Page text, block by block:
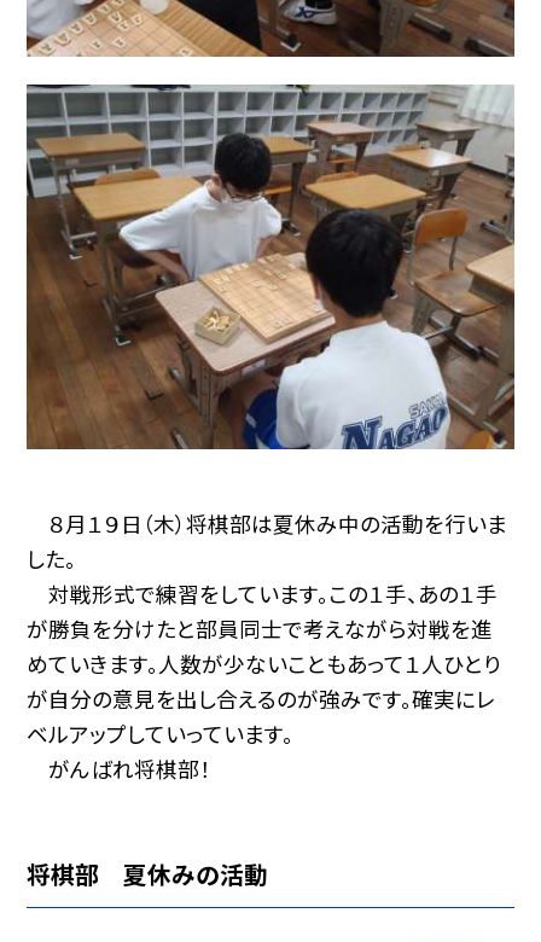
８月１９日（木）将棋部は夏休み中の活動を行いま
した。
対戦形式で練習をしています。この１手、あの１手
が勝負を分けたと部員同士で考えながら対戦を進
めていきます。人数が少ないこともあって１人ひとり
が自分の意見を出し合えるのが強みです。確実にレ
ベルアップしていっています。
がんばれ将棋部！
将棋部 夏休みの活動